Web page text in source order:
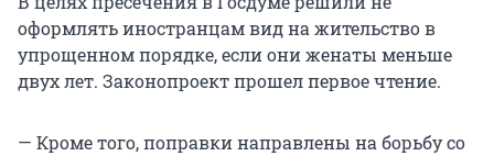
оформлять иностранцам вид на жительство в
упрощенном порядке, если они женаты меньше
двух лет. Законопроект прошел первое чтение.
— Кроме того, поправки направлены на борьбу со